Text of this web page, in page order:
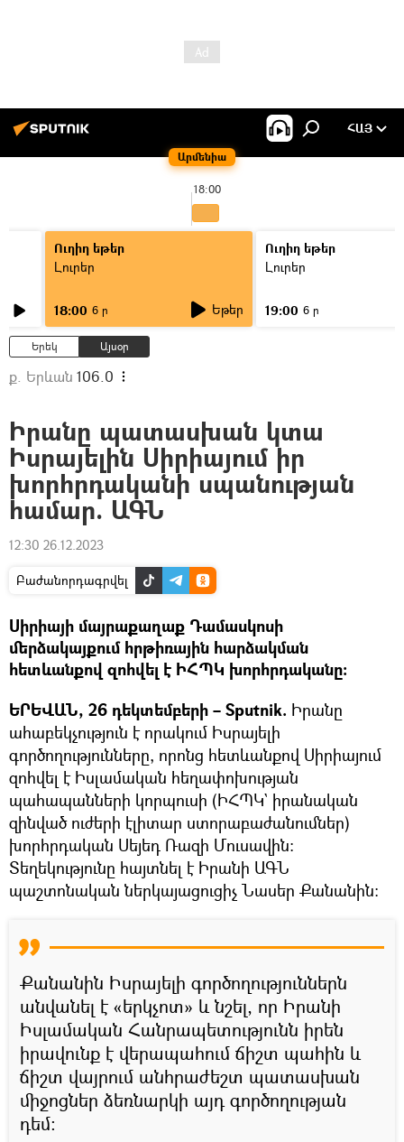
Արմենիա
ՀԱՅ
18:00
Ուղիղ եթեր
Լուրեր
18:00 6 ր Եթեր
Ուղիղ եթեր
Լուրեր
19:00 6 ր
Երեկ Այսօր
ք. Երևան 106.0
Իրանը պատասխան կտա
Իսրայելին Սիրիայում իր
խորհրդականի սպանության
համար. ԱԳՆ
12:30 26.12.2023
Բաժանորդագրվել
Սիրիայի մայրաքաղաք Դամասկոսի
մերձակայքում հրթիռային հարձակման
հետևանքով զոհվել է ԻՀՊԿ խորհրդականը։
ԵՐԵՎԱՆ, 26 դեկտեմբերի – Sputnik. Իրանը
ահաբեկչություն է որակում Իսրայելի
գործողությունները, որոնց հետևանքով Սիրիայում
զոհվել է Իսլամական հեղափոխության
պահապանների կորպուսի (ԻՀՊԿ` իրանական
զինված ուժերի էլիտար ստորաբաժանումներ)
խորհրդական Սեյեդ Ռազի Մուսավին:
Տեղեկությունը հայտնել է Իրանի ԱԳՆ
պաշտոնական ներկայացուցիչ Նասեր Քանանին։
Քանանին Իսրայելի գործողություններն
անվանել է «երկչոտ» և նշել, որ Իրանի
Իսլամական Հանրապետությունն իրեն
իրավունք է վերապահում ճիշտ պահին և
ճիշտ վայրում անհրաժեշտ պատասխան
միջոցներ ձեռնարկի այդ գործողության
դեմ: